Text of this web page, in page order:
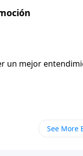
un mejor
que nos llevarán
profundo de
de los medios de
See More